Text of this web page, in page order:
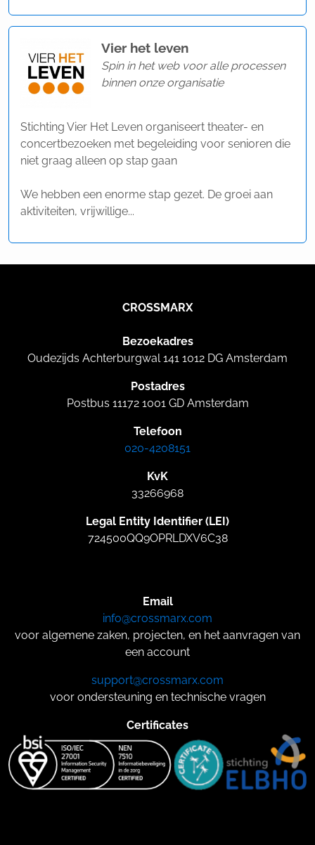
Vier het leven
Spin in het web voor alle processen
binnen onze organisatie
Stichting Vier Het Leven organiseert theater- en
concertbezoeken met begeleiding voor senioren die
niet graag alleen op stap gaan
We hebben een enorme stap gezet. De groei aan
aktiviteiten, vrijwillige...
CROSSMARX
Bezoekadres
Oudezijds Achterburgwal 141 1012 DG Amsterdam
Postadres
Postbus 11172 1001 GD Amsterdam
Telefoon
020-4208151
KvK
33266968
Legal Entity Identifier (LEI)
724500QQ9OPRLDXV6C38
Email
info@crossmarx.com
voor algemene zaken, projecten, en het aanvragen van
een account
support@crossmarx.com
voor ondersteuning en technische vragen
Certificates